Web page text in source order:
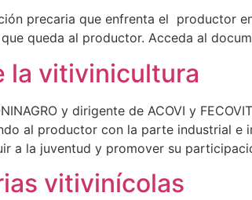
precaria que enfrenta el productor
queda al productor. Acceda al
la vitivinicultura
y dirigente de ACOVI y
al productor con la parte industrial
a la juventud y promover su
vitivinícolas